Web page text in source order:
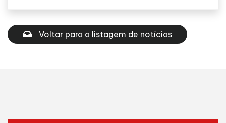
Voltar para a listagem de notícias